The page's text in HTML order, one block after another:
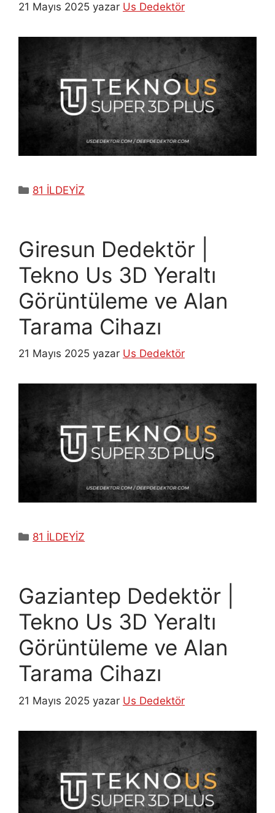
21 Mayıs 2025 yazar Us Dedektör
Kategoriler
81 İLDEYİZ
Giresun Dedektör |
Tekno Us 3D Yeraltı
Görüntüleme ve Alan
Tarama Cihazı
21 Mayıs 2025 yazar Us Dedektör
Kategoriler
81 İLDEYİZ
Gaziantep Dedektör |
Tekno Us 3D Yeraltı
Görüntüleme ve Alan
Tarama Cihazı
21 Mayıs 2025 yazar Us Dedektör